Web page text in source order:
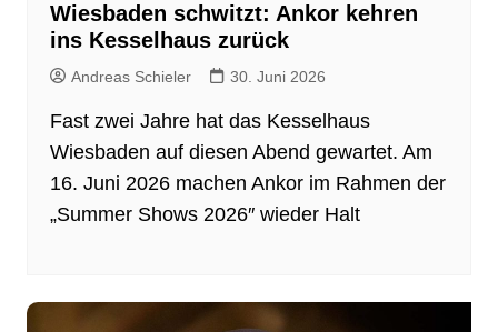
Wiesbaden schwitzt: Ankor kehren
ins Kesselhaus zurück
Andreas Schieler 30. Juni 2026
Fast zwei Jahre hat das Kesselhaus
Wiesbaden auf diesen Abend gewartet. Am
16. Juni 2026 machen Ankor im Rahmen der
„Summer Shows 2026″ wieder Halt